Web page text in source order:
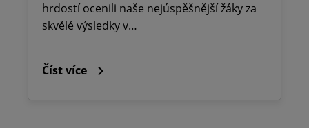
hrdostí ocenili naše nejúspěšnější žáky za
skvělé výsledky v…
Číst více